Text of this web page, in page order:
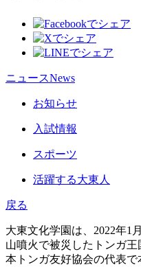
ニュースNews
お知らせ
入試情報
スポーツ
活躍する大東人
戻る
大東文化学園は、2022年1
山噴火で被災したトンガ王
本トンガ友好協会の代表